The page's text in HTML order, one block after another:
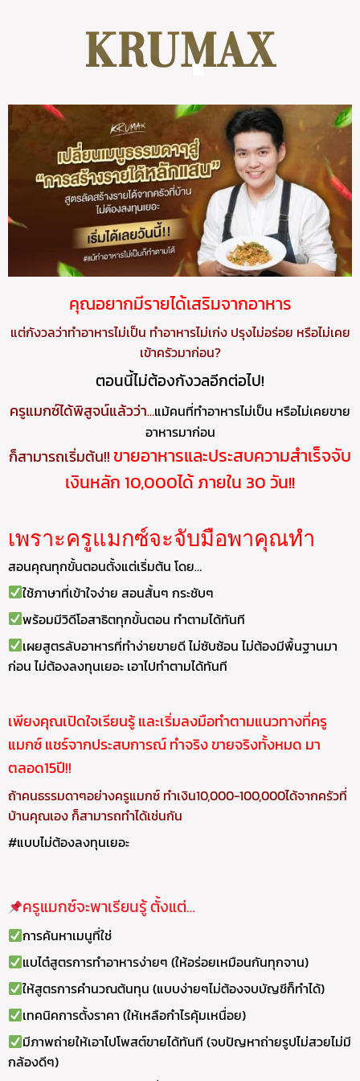
คุณอยากมีรายได้เสริมจากอาหาร
แต่กังวลว่าทำอาหารไม่เป็น ทำอาหารไม่เก่ง ปรุงไม่อร่อย หรือไม่เคย
เข้าครัวมาก่อน?
ตอนนี้ไม่ต้องกังวลอีกต่อไป!
ครูแมกซ์ได้พิสูจน์แล้วว่า…แม้คนที่ทำอาหารไม่เป็น หรือไม่เคยขาย
อาหารมาก่อน
ก็สามารถเริ่มต้น!! ขายอาหารและประสบความสำเร็จจับ
เงินหลัก 10,000ได้ ภายใน 30 วัน!!
เพราะครูแมกซ์จะจับมือพาคุณทำ
สอนคุณทุกขั้นตอนตั้งแต่เริ่มต้น โดย…
ใช้ภาษาที่เข้าใจง่าย สอนสั้นๆ กระชับๆ
พร้อมมีวิดีโอสาธิตทุกขั้นตอน ทำตามได้ทันที
เผยสูตรลับอาหารที่ทำง่ายขายดี ไม่ซับซ้อน ไม่ต้องมีพื้นฐานมา
ก่อน ไม่ต้องลงทุนเยอะ เอาไปทำตามได้ทันที
เพียงคุณเปิดใจเรียนรู้ และเริ่มลงมือทำตามแนวทางที่ครู
แมกซ์ แชร์จากประสบการณ์ ทำจริง ขายจริงทั้งหมด มา
ตลอด15ปี!!
ถ้าคนธรรมดาๆอย่างครูแมกซ์ ทำเงิน10,000-100,000ได้จากครัวที่
บ้านคุณเอง ก็สามารถทำได้เช่นกัน
#แบบไม่ต้องลงทุนเยอะ
ครูแมกซ์จะพาเรียนรู้ ตั้งแต่…
การค้นหาเมนูที่ใช่
แบไต๋สูตรการทำอาหารง่ายๆ(ให้อร่อยเหมือนกันทุกจาน)
ให้สูตรการคำนวณต้นทุน(แบบง่ายๆไม่ต้องจบบัญชีก็ทำได้)
เทคนิคการตั้งราคา(ให้เหลือกำไรคุ้มเหนื่อย)
มีภาพถ่ายให้เอาไปโพสต์ขายได้ทันที(จบปัญหาถ่ายรูปไม่สวยไม่มี
กล้องดีๆ)